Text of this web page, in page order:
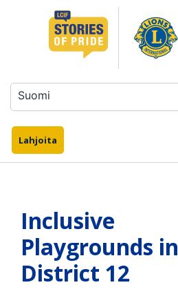
Suomi
Lahjoita
Inclusive
Playgrounds in
District 12